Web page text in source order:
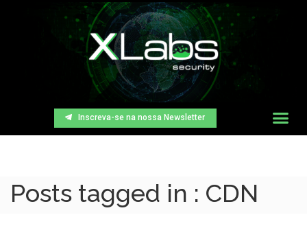
Inscreva-se na nossa Newsletter
Posts tagged in : CDN